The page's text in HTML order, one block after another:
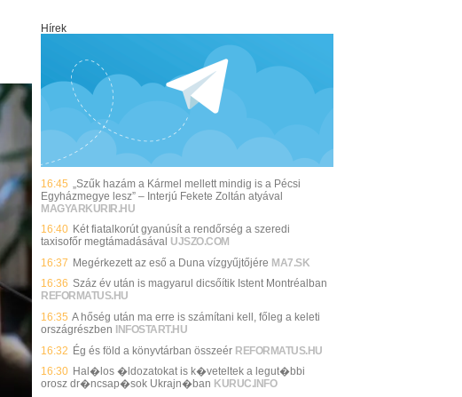
Hírek
16:45
„Szűk hazám a Kármel mellett mindig is a Pécsi
Egyházmegye lesz” – Interjú Fekete Zoltán atyával
MAGYARKURIR.HU
16:40 Két fiatalkorút gyanúsít a rendőrség a szeredi
taxisofőr megtámadásával UJSZO.COM
16:37 Megérkezett az eső a Duna vízgyűjtőjére MA7.SK
16:36 Száz év után is magyarul dicsőítik Istent Montréalban
REFORMATUS.HU
16:35 A hőség után ma erre is számítani kell, főleg a keleti
országrészben
INFOSTART.HU
16:32 Ég és föld a könyvtárban összeér REFORMATUS.HU
16:30 Hal�los �ldozatokat is k�veteltek a legut�bbi
orosz dr�ncsap�sok Ukrajn�ban KURUC.INFO